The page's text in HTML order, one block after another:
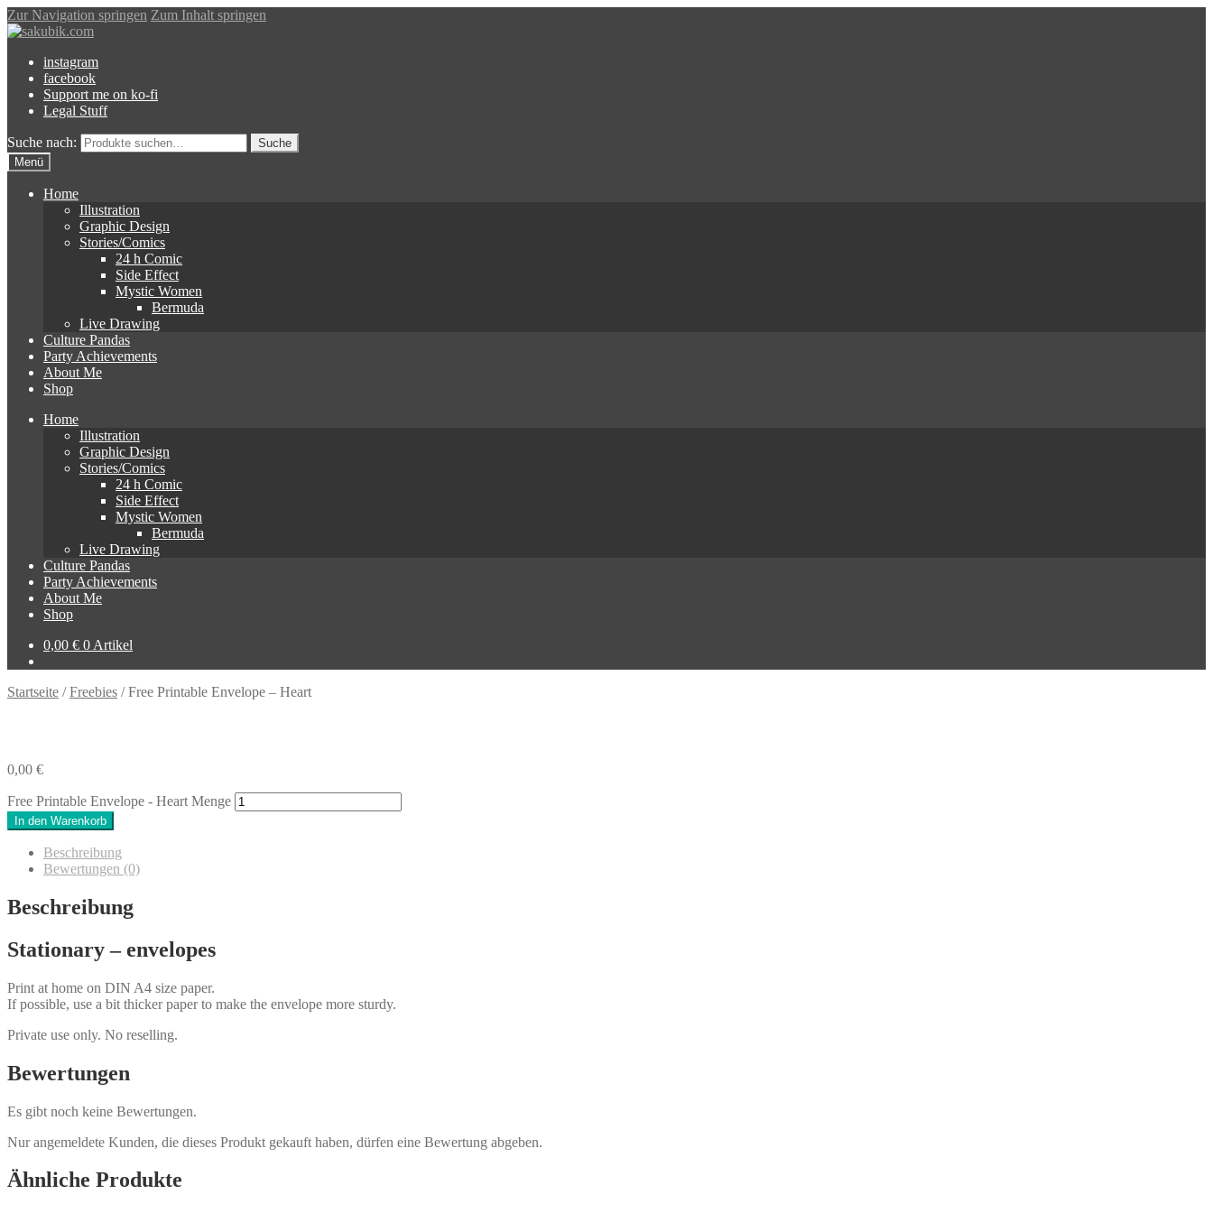
Zur Navigation springen Zum Inhalt springen
instagram
facebook
Support me on ko-fi
Legal Stuff
Suche nach:
Suche
Menü
Home
Illustration
Graphic Design
Stories/Comics
24 h Comic
Side Effect
Mystic Women
Bermuda
Live Drawing
Culture Pandas
Party Achievements
About Me
Shop
Home
Illustration
Graphic Design
Stories/Comics
24 h Comic
Side Effect
Mystic Women
Bermuda
Live Drawing
Culture Pandas
Party Achievements
About Me
Shop
0,00 € 0 Artikel
Startseite /Freebies /Free Printable Envelope – Heart
0,00 €
Free Printable Envelope - Heart Menge
In den Warenkorb
Beschreibung
Bewertungen (0)
Beschreibung
Stationary – envelopes
Print at home on DIN A4 size paper.
If possible, use a bit thicker paper to make the envelope more sturdy.
Private use only. No reselling.
Bewertungen
Es gibt noch keine Bewertungen.
Nur angemeldete Kunden, die dieses Produkt gekauft haben, dürfen eine Bewertung abgeben.
Ähnliche Produkte